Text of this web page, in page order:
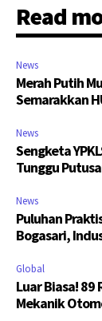
Read
News
Merah Putih
Semarakkan
News
Sengketa
Tunggu
News
Puluhan
Bogasari,
Global
Luar Biasa! 89
Mekanik